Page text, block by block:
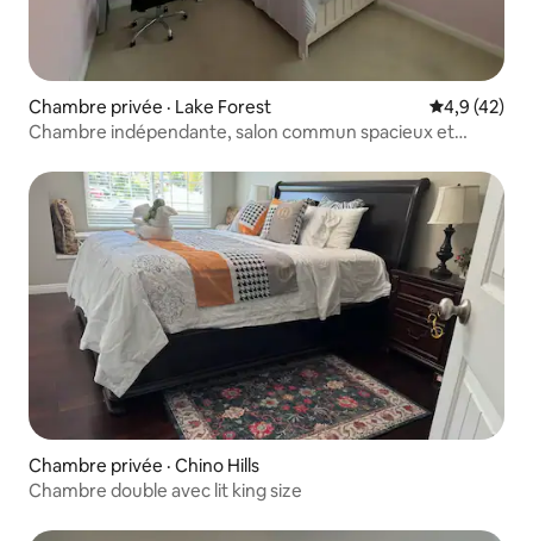
Chambre privée · Lake Forest Note
4,9 (42)
Chambre indépendante, salon commun spacieux et
de cuisiner, piscine de luxe et jacuzzi dans le quartier,
supermarché à proximité
Chambre privée · Chino Hills
Chambre double avec lit king size